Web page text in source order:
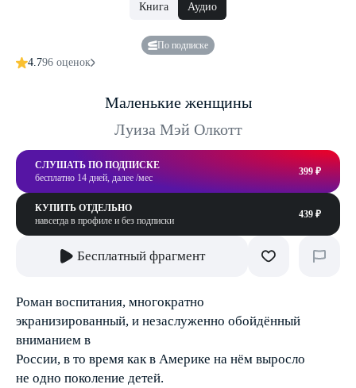
Книга Аудио
По подписке
4.796 оценок
Маленькие женщины
Луиза Мэй Олкотт
СЛУШАТЬ ПО ПОДПИСКЕ
бесплатно 14 дней, далее /мес
399 ₽
КУПИТЬ ОТДЕЛЬНО
навсегда в профиле и без подписки
439 ₽
Бесплатный фрагмент
Роман воспитания, многократно
экранизированный, и незаслуженно обойдённый
вниманием в
России, в то время как в Америке на нём выросло
не одно поколение детей.